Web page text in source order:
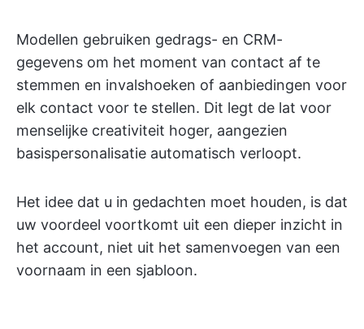
Modellen gebruiken gedrags- en CRM-
gegevens om het moment van contact af te
stemmen en invalshoeken of aanbiedingen voor
elk contact voor te stellen. Dit legt de lat voor
menselijke creativiteit hoger, aangezien
basispersonalisatie automatisch verloopt.
Het idee dat u in gedachten moet houden, is dat
uw voordeel voortkomt uit een dieper inzicht in
het account, niet uit het samenvoegen van een
voornaam in een sjabloon.